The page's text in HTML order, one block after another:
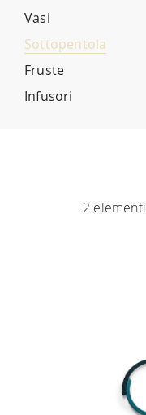
Vasi
Sottopentola
Fruste
Infusori
2 elementi